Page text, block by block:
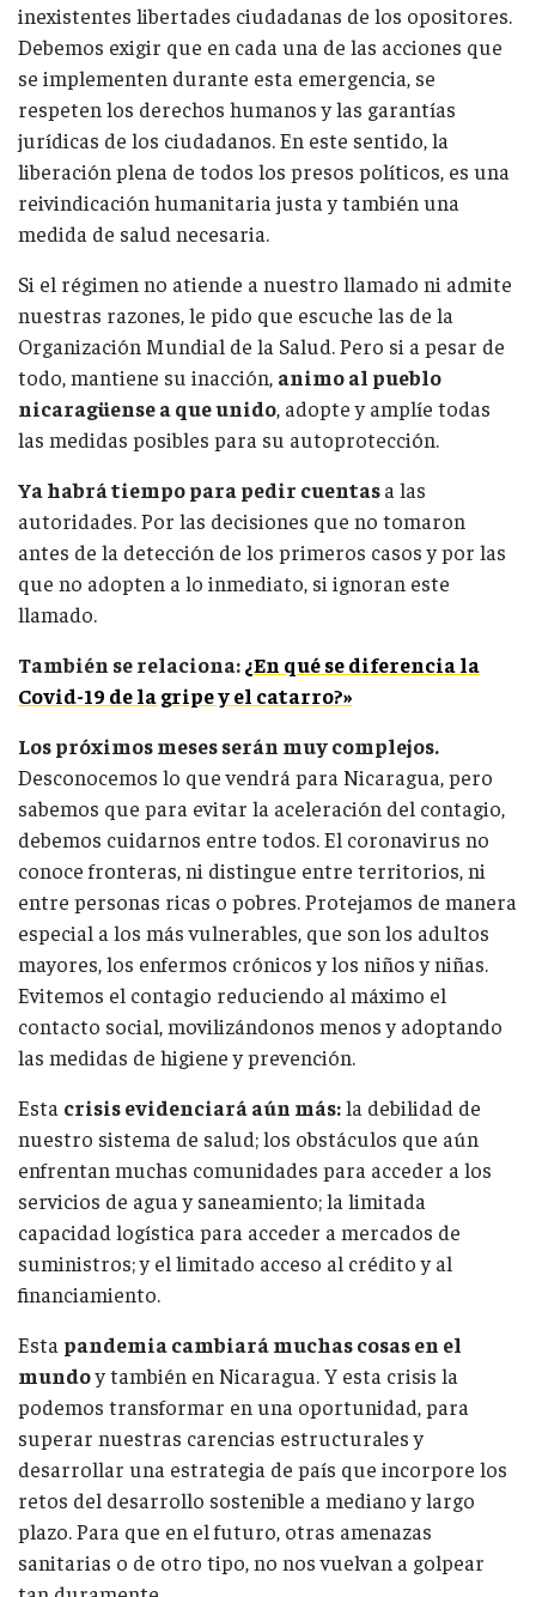
inexistentes libertades ciudadanas de los opositores.
Debemos exigir que en cada una de las acciones que
se implementen durante esta emergencia, se
respeten los derechos humanos y las garantías
jurídicas de los ciudadanos. En este sentido, la
liberación plena de todos los presos políticos, es una
reivindicación humanitaria justa y también una
medida de salud necesaria.
Si el régimen no atiende a nuestro llamado ni admite
nuestras razones, le pido que escuche las de la
Organización Mundial de la Salud. Pero si a pesar de
todo, mantiene su inacción, animo al pueblo
nicaragüense a que unido, adopte y amplíe todas
las medidas posibles para su autoprotección.
Ya habrá tiempo para pedir cuentasa las
autoridades. Por las decisiones que no tomaron
antes de la detección de los primeros casos y por las
que no adopten a lo inmediato, si ignoran este
llamado.
También se relaciona:¿En qué se diferencia la
Covid-19 de la gripe y el catarro?»
Los próximos meses serán muy complejos.
Desconocemos lo que vendrá para Nicaragua, pero
sabemos que para evitar la aceleración del contagio,
debemos cuidarnos entre todos. El coronavirus no
conoce fronteras, ni distingue entre territorios, ni
entre personas ricas o pobres. Protejamos de manera
especial a los más vulnerables, que son los adultos
mayores, los enfermos crónicos y los niños y niñas.
Evitemos el contagio reduciendo al máximo el
contacto social, movilizándonos menos y adoptando
las medidas de higiene y prevención.
Esta crisis evidenciará aún más:la debilidad de
nuestro sistema de salud; los obstáculos que aún
enfrentan muchas comunidades para acceder a los
servicios de agua y saneamiento; la limitada
capacidad logística para acceder a mercados de
suministros; y el limitado acceso al crédito y al
financiamiento.
Esta pandemia cambiará muchas cosas en el
mundoy también en Nicaragua. Y esta crisis la
podemos transformar en una oportunidad, para
superar nuestras carencias estructurales y
desarrollar una estrategia de país que incorpore los
retos del desarrollo sostenible a mediano y largo
plazo. Para que en el futuro, otras amenazas
sanitarias o de otro tipo, no nos vuelvan a golpear